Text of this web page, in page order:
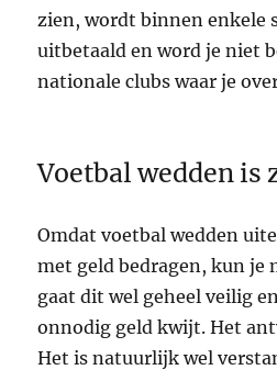
zien, wordt binnen enkele
uitbetaald en word je niet
nationale clubs waar je
Voetbal wedden is
Omdat voetbal wedden
met geld bedragen, kun je
gaat dit wel geheel veilig
onnodig geld kwijt. Het
Het is natuurlijk wel